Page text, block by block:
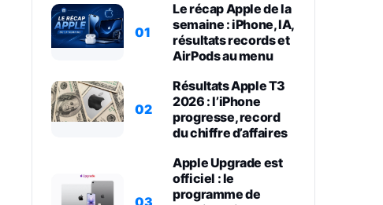
01
Le récap Apple de la
semaine : iPhone, IA,
résultats records et
AirPods au menu
02
Résultats Apple T3
2026 : l’iPhone
progresse, record
du chiffre d’affaires
03
Apple Upgrade est
officiel : le
programme de